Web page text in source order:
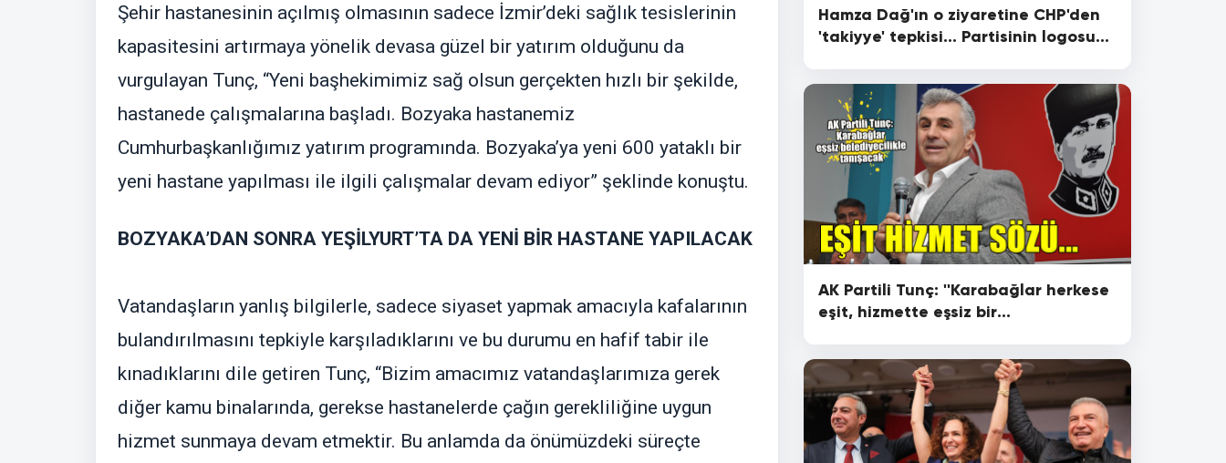
Şehir hastanesinin açılmış olmasının sadece İzmir’deki sağlık tesislerinin
kapasitesini artırmaya yönelik devasa güzel bir yatırım olduğunu da
vurgulayan Tunç, “Yeni başhekimimiz sağ olsun gerçekten hızlı bir şekilde,
hastanede çalışmalarına başladı. Bozyaka hastanemiz
Cumhurbaşkanlığımız yatırım programında. Bozyaka’ya yeni 600 yataklı bir
yeni hastane yapılması ile ilgili çalışmalar devam ediyor” şeklinde konuştu.
BOZYAKA’DAN SONRA YEŞİLYURT’TA DA YENİ BİR HASTANE YAPILACAK
Vatandaşların yanlış bilgilerle, sadece siyaset yapmak amacıyla kafalarının
bulandırılmasını tepkiyle karşıladıklarını ve bu durumu en hafif tabir ile
kınadıklarını dile getiren Tunç, “Bizim amacımız vatandaşlarımıza gerek
diğer kamu binalarında, gerekse hastanelerde çağın gerekliliğine uygun
hizmet sunmaya devam etmektir. Bu anlamda da önümüzdeki süreçte
Hamza Dağ'ın o ziyaretine CHP'den
'takiyye' tepkisi... Partisinin logosunu
AK Partili Tunç: ''Karabağlar herkese
eşit, hizmette eşsiz bir